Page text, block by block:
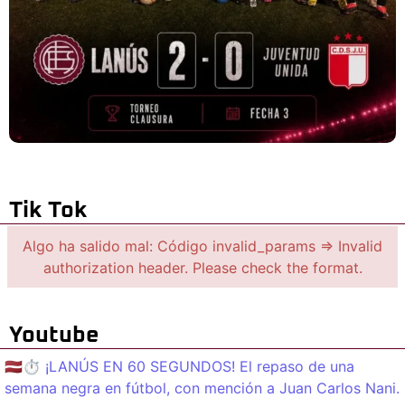
Tik Tok
Algo ha salido mal: Código invalid_params => Invalid
authorization header. Please check the format.
Youtube
🇱🇻⏱️ ¡LANÚS EN 60 SEGUNDOS! El repaso de una
semana negra en fútbol, con mención a Juan Carlos Nani.